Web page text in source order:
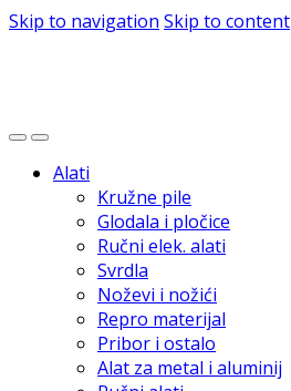
Skip to navigation Skip to content
Alati
Kružne pile
Glodala i pločice
Ručni elek. alati
Svrdla
Noževi i nožići
Repro materijal
Pribor i ostalo
Alat za metal i aluminij